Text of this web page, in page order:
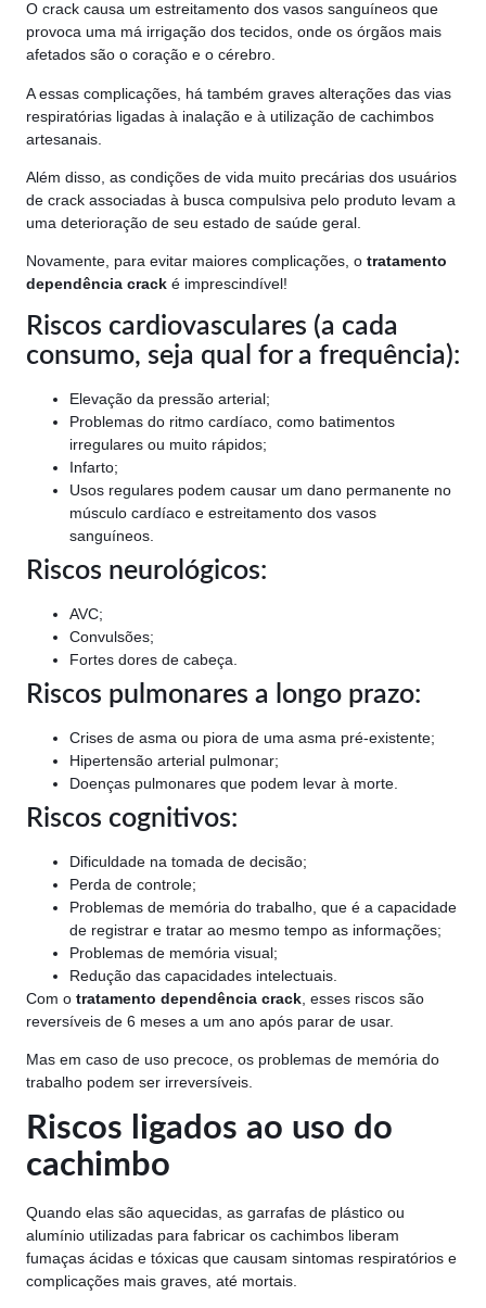
O crack causa um estreitamento dos vasos sanguíneos que
provoca uma má irrigação dos tecidos, onde os órgãos mais
afetados são o coração e o cérebro.
A essas complicações, há também graves alterações das vias
respiratórias ligadas à inalação e à utilização de cachimbos
artesanais.
Além disso, as condições de vida muito precárias dos usuários
de crack associadas à busca compulsiva pelo produto levam a
uma deterioração de seu estado de saúde geral.
Novamente, para evitar maiores complicações, o tratamento
dependência crack é imprescindível!
Riscos cardiovasculares (a cada
consumo, seja qual for a frequência):
Elevação da pressão arterial;
Problemas do ritmo cardíaco, como batimentos
irregulares ou muito rápidos;
Infarto;
Usos regulares podem causar um dano permanente no
músculo cardíaco e estreitamento dos vasos
sanguíneos.
Riscos neurológicos:
AVC;
Convulsões;
Fortes dores de cabeça.
Riscos pulmonares a longo prazo:
Crises de asma ou piora de uma asma pré-existente;
Hipertensão arterial pulmonar;
Doenças pulmonares que podem levar à morte.
Riscos cognitivos:
Dificuldade na tomada de decisão;
Perda de controle;
Problemas de memória do trabalho, que é a capacidade
de registrar e tratar ao mesmo tempo as informações;
Problemas de memória visual;
Redução das capacidades intelectuais.
Com o tratamento dependência crack , esses riscos são
reversíveis de 6 meses a um ano após parar de usar.
Mas em caso de uso precoce, os problemas de memória do
trabalho podem ser irreversíveis.
Riscos ligados ao uso do
cachimbo
Quando elas são aquecidas, as garrafas de plástico ou
alumínio utilizadas para fabricar os cachimbos liberam
fumaças ácidas e tóxicas que causam sintomas respiratórios e
complicações mais graves, até mortais.